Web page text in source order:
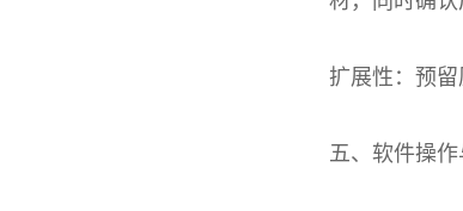
扩展性：预留
五、软件操作